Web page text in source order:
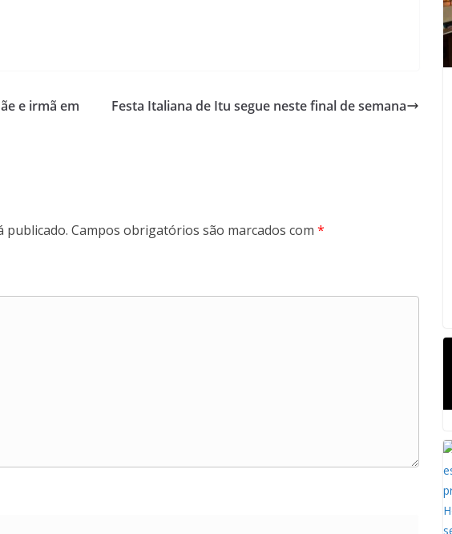
e irmã em
Festa Italiana de Itu segue neste final de semana
publicado. Campos obrigatórios são marcados com *